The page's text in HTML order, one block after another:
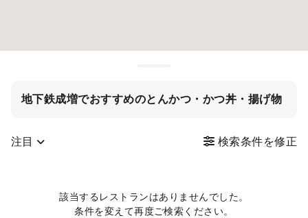
地下鉄成増でおすすめのとんかつ・かつ丼・揚げ物
注目 検索条件を修正
該当するレストランはありませんでした。
条件を変えて再度ご検索ください。